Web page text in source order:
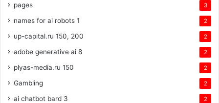
pages 3
names for ai robots 1 2
up-capital.ru 150, 200 2
adobe generative ai 8 2
plyas-media.ru 150 2
Gambling 2
ai chatbot bard 3 2